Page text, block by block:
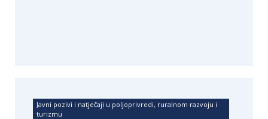
Javni pozivi i natječaji u poljoprivredi, ruralnom razvoju i
turizmu